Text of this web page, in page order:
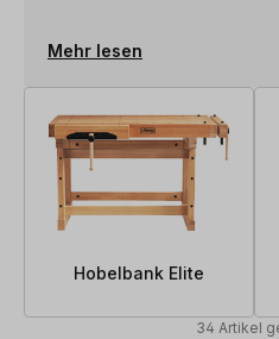
Mehr lesen
Hobelbank Elite
34 Artikel